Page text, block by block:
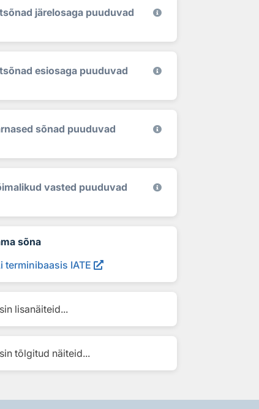
järelosaga puuduvad
esiosaga puuduvad
sõnad puuduvad
vasted puuduvad
sõna
terminibaasis IATE
lisanäiteid...
tõlgitud näiteid...